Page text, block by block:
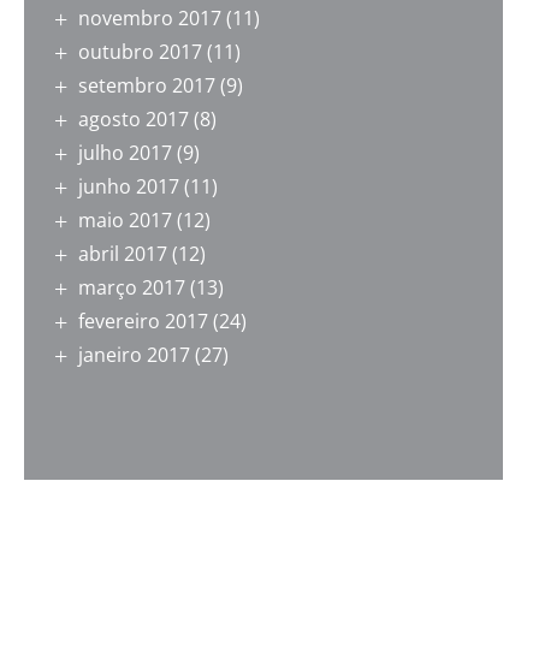
novembro 2017(11)
outubro 2017(11)
setembro 2017(9)
agosto 2017(8)
julho 2017(9)
junho 2017(11)
maio 2017(12)
abril 2017(12)
março 2017(13)
fevereiro 2017(24)
janeiro 2017(27)